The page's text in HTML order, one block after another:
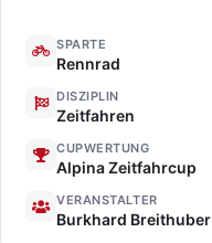
SPARTE
Rennrad
DISZIPLIN
Zeitfahren
CUPWERTUNG
Alpina Zeitfahrcup
VERANSTALTER
Burkhard Breithuber